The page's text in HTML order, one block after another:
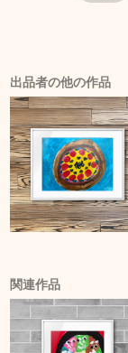
出品者の他の作品
関連作品